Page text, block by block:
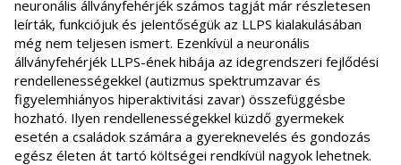
neuronális állványfehérjék számos tagját már részletesen
leírták, funkciójuk és jelentőségük az LLPS kialakulásában
még nem teljesen ismert. Ezenkívül a neuronális
állványfehérjék LLPS-ének hibája az idegrendszeri fejlődési
rendellenességekkel (autizmus spektrumzavar és
figyelemhiányos hiperaktivitási zavar) összefüggésbe
hozható. Ilyen rendellenességekkel küzdő gyermekek
esetén a családok számára a gyereknevelés és gondozás
egész életen át tartó költségei rendkívül nagyok lehetnek.